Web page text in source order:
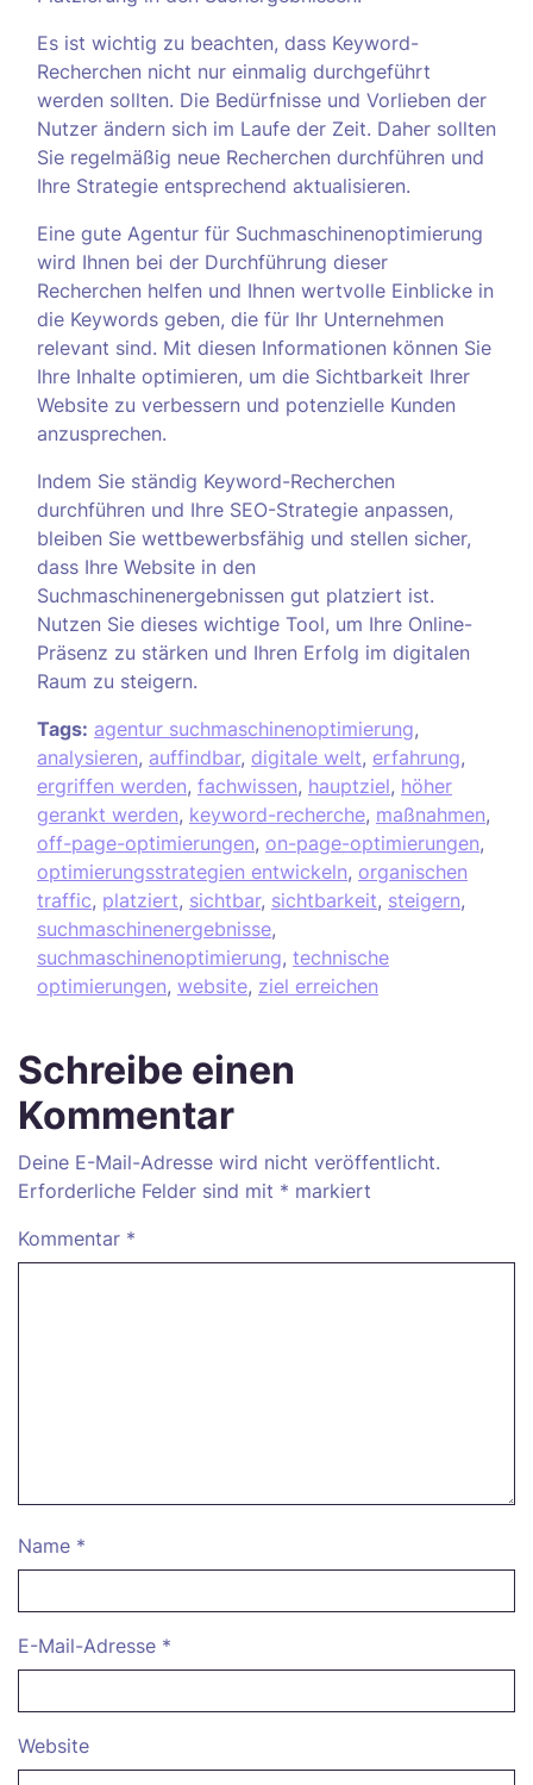
Es ist wichtig zu beachten, dass Keyword-
Recherchen nicht nur einmalig durchgeführt
werden sollten. Die Bedürfnisse und Vorlieben der
Nutzer ändern sich im Laufe der Zeit. Daher sollten
Sie regelmäßig neue Recherchen durchführen und
Ihre Strategie entsprechend aktualisieren.
Eine gute Agentur für Suchmaschinenoptimierung
wird Ihnen bei der Durchführung dieser
Recherchen helfen und Ihnen wertvolle Einblicke in
die Keywords geben, die für Ihr Unternehmen
relevant sind. Mit diesen Informationen können Sie
Ihre Inhalte optimieren, um die Sichtbarkeit Ihrer
Website zu verbessern und potenzielle Kunden
anzusprechen.
Indem Sie ständig Keyword-Recherchen
durchführen und Ihre SEO-Strategie anpassen,
bleiben Sie wettbewerbsfähig und stellen sicher,
dass Ihre Website in den
Suchmaschinenergebnissen gut platziert ist.
Nutzen Sie dieses wichtige Tool, um Ihre Online-
Präsenz zu stärken und Ihren Erfolg im digitalen
Raum zu steigern.
Tags: agentur suchmaschinenoptimierung,
analysieren, auffindbar, digitale welt, erfahrung,
ergriffen werden, fachwissen, hauptziel, höher
gerankt werden, keyword-recherche, maßnahmen,
off-page-optimierungen, on-page-optimierungen,
optimierungsstrategien entwickeln, organischen
traffic, platziert, sichtbar, sichtbarkeit, steigern,
suchmaschinenergebnisse,
suchmaschinenoptimierung, technische
optimierungen, website, ziel erreichen
Schreibe einen
Kommentar
Deine E-Mail-Adresse wird nicht veröffentlicht.
Erforderliche Felder sind mit * markiert
Kommentar *
Name *
E-Mail-Adresse *
Website